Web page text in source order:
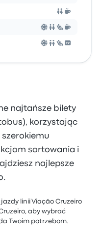
najtańsze bilety
korzystając
szerokiemu
sortowania i
najlepsze
linii Viação Cruzeiro
aby wybrać
Twoim potrzebom.